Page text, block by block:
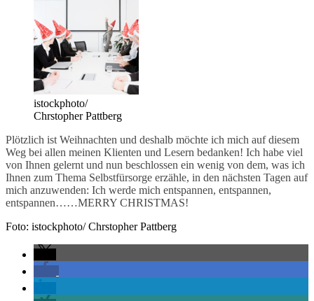
istockphoto/
Chrstopher Pattberg
Plötzlich ist Weihnachten und deshalb möchte ich mich auf diesem
Weg bei allen meinen Klienten und Lesern bedanken! Ich habe viel
von Ihnen gelernt und nun beschlossen ein wenig von dem, was ich
Ihnen zum Thema Selbstfürsorge erzähle, in den nächsten Tagen auf
mich anzuwenden: Ich werde mich entspannen, entspannen,
entspannen……MERRY CHRISTMAS!
Foto: istockphoto/ Chrstopher Pattberg